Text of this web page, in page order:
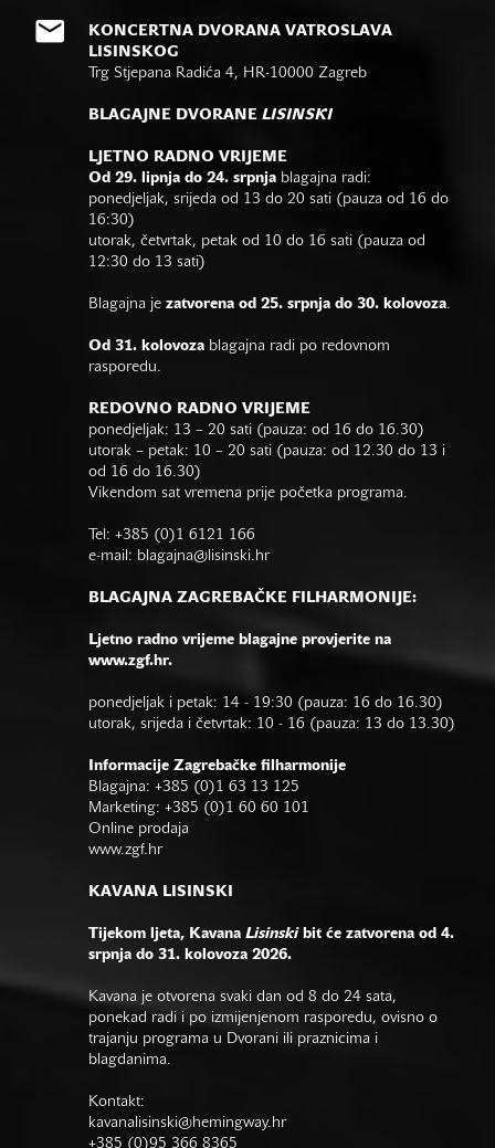
KONCERTNA DVORANA VATROSLAVA
LISINSKOG
Trg Stjepana Radića 4, HR-10000 Zagreb
BLAGAJNE DVORANE LISINSKI
LJETNO RADNO VRIJEME
Od 29. lipnja do 24. srpnja blagajna radi:
ponedjeljak, srijeda od 13 do 20 sati (pauza od 16 do
16:30)
utorak, četvrtak, petak od 10 do 16 sati (pauza od
12:30 do 13 sati)
Blagajna je zatvorena od 25. srpnja do 30. kolovoza.
Od 31. kolovoza blagajna radi po redovnom
rasporedu.
REDOVNO RADNO VRIJEME
ponedjeljak: 13 – 20 sati (pauza: od 16 do 16.30)
utorak – petak: 10 – 20 sati (pauza: od 12.30 do 13 i
od 16 do 16.30)
Vikendom sat vremena prije početka programa.
Tel: +385 (0)1 6121 166
e-mail: blagajna@lisinski.hr
BLAGAJNA ZAGREBAČKE FILHARMONIJE:
Ljetno radno vrijeme blagajne provjerite na
www.zgf.hr.
ponedjeljak i petak: 14 - 19:30 (pauza: 16 do 16.30)
utorak, srijeda i četvrtak: 10 - 16 (pauza: 13 do 13.30)
Informacije Zagrebačke filharmonije
Blagajna: +385 (0)1 63 13 125
Marketing: +385 (0)1 60 60 101
Online prodaja
www.zgf.hr
KAVANA LISINSKI
Tijekom ljeta, Kavana Lisinskibit će zatvorena od 4.
srpnja do 31. kolovoza 2026.
Kavana je otvorena svaki dan od 8 do 24 sata,
ponekad radi i po izmijenjenom rasporedu, ovisno o
trajanju programa u Dvorani ili praznicima i
blagdanima.
Kontakt:
kavanalisinski@hemingway.hr
+385 (0)95 366 8365